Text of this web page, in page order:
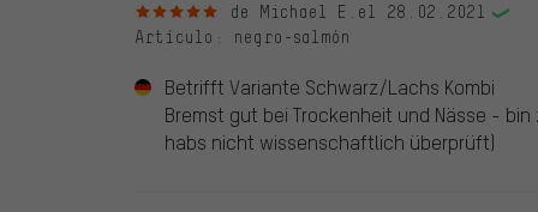
5 de 5 estrellasde Michael E. el 28.02.2021
Artículo : negro-salmón
Betrifft Variante Schwarz/Lachs Kombi
Bremst gut bei Trockenheit und Nässe -
habs nicht wissenschaftlich überprüft)